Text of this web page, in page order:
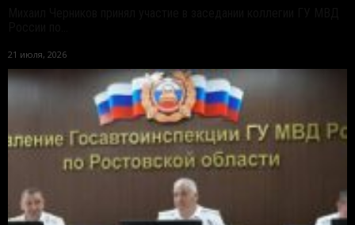
21 июля, 2026